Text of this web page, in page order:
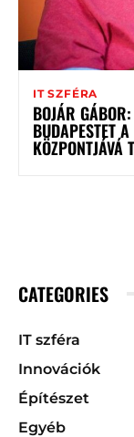
IT SZFÉRA
BOJÁR
BUDAPESTET
KÖZPONTJÁVÁ
CATEGORIES
IT szféra
Innovációk
Építészet
Egyéb